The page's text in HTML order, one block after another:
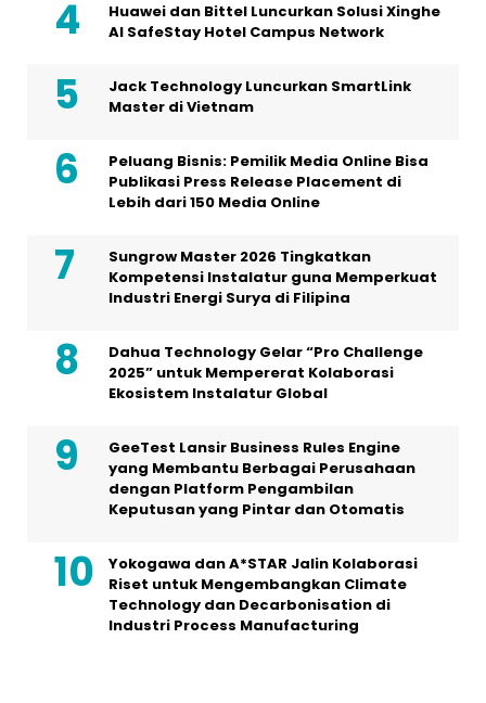
Huawei dan Bittel Luncurkan Solusi Xinghe
Al SafeStay Hotel Campus Network
Jack Technology Luncurkan SmartLink
Master di Vietnam
Peluang Bisnis: Pemilik Media Online Bisa
Publikasi Press Release Placement di
Lebih dari 150 Media Online
Sungrow Master 2026 Tingkatkan
Kompetensi Instalatur guna Memperkuat
Industri Energi Surya di Filipina
Dahua Technology Gelar “Pro Challenge
2025” untuk Mempererat Kolaborasi
Ekosistem Instalatur Global
GeeTest Lansir Business Rules Engine
yang Membantu Berbagai Perusahaan
dengan Platform Pengambilan
Keputusan yang Pintar dan Otomatis
Yokogawa dan A*STAR Jalin Kolaborasi
Riset untuk Mengembangkan Climate
Technology dan Decarbonisation di
Industri Process Manufacturing